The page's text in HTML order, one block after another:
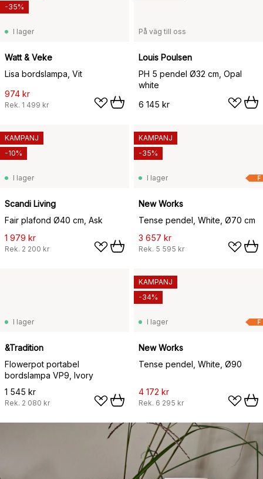
I lager
Watt & Veke
Lisa bordslampa, Vit
974 kr
Rek. 1 499 kr
-35%
På väg till oss
Louis Poulsen
PH 5 pendel Ø32 cm, Opal
white
6 145 kr
I lager
Scandi Living
Fair plafond Ø40 cm, Ask
1 979 kr
Rek. 2 200 kr
KAMPANJ
-10%
F
I lager
New Works
Tense pendel, White, Ø70 cm
3 657 kr
Rek. 5 595 kr
KAMPANJ
-35%
I lager
&Tradition
Flowerpot portabel
bordslampa VP9, Ivory
1 545 kr
Rek. 2 080 kr
F
I lager
New Works
Tense pendel, White, Ø90
4 172 kr
Rek. 6 295 kr
KAMPANJ
-34%